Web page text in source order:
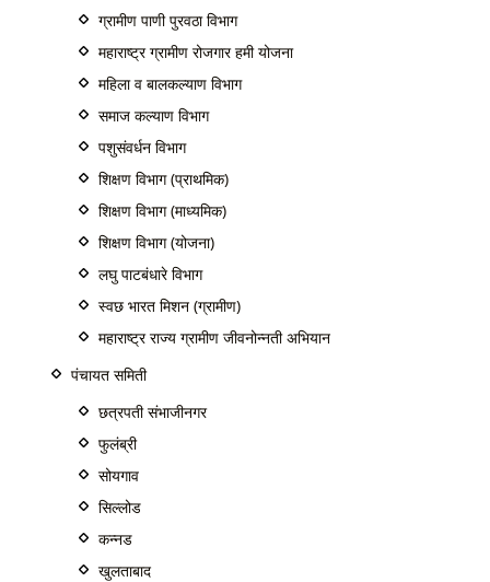
ग्रामीण पाणी पुरवठा विभाग
महाराष्ट्र ग्रामीण रोजगार हमी योजना
महिला व बालकल्याण विभाग
समाज कल्याण विभाग
पशुसंवर्धन विभाग
शिक्षण विभाग (प्राथमिक)
शिक्षण विभाग (माध्यमिक)
शिक्षण विभाग (योजना)
लघु पाटबंधारे विभाग
स्वछ भारत मिशन (ग्रामीण)
महाराष्ट्र राज्य ग्रामीण जीवनोन्नती अभियान
पंचायत समिती
छत्रपती संभाजीनगर
फुलंब्री
सोयगाव
सिल्लोड
कन्नड
खुलताबाद